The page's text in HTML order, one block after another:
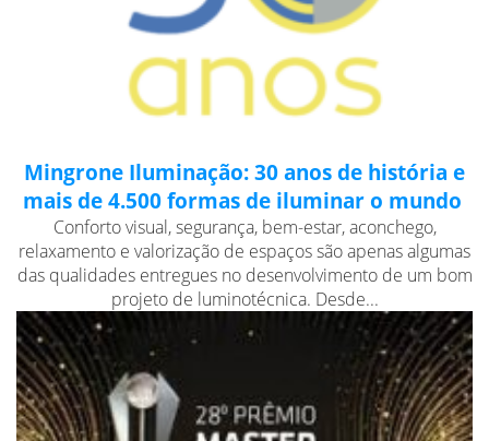
Mingrone Iluminação: 30 anos de história e
mais de 4.500 formas de iluminar o mundo
Conforto visual, segurança, bem-estar, aconchego,
relaxamento e valorização de espaços são apenas algumas
das qualidades entregues no desenvolvimento de um bom
projeto de luminotécnica. Desde...